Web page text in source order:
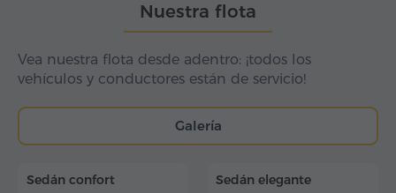
Nuestra flota
Vea nuestra flota desde adentro: ¡todos los
vehículos y conductores están de servicio!
Galería
Sedán confort
Sedán elegante